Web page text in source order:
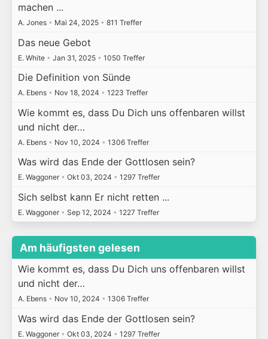
machen ...
A. Jones • Mai 24, 2025 • 811 Treffer
Das neue Gebot
E. White • Jan 31, 2025 • 1050 Treffer
Die Definition von Sünde
A. Ebens • Nov 18, 2024 • 1223 Treffer
Wie kommt es, dass Du Dich uns offenbaren willst
und nicht der…
A. Ebens • Nov 10, 2024 • 1306 Treffer
Was wird das Ende der Gottlosen sein?
E. Waggoner • Okt 03, 2024 • 1297 Treffer
Sich selbst kann Er nicht retten ...
E. Waggoner • Sep 12, 2024 • 1227 Treffer
Am häufigsten gelesen
Wie kommt es, dass Du Dich uns offenbaren willst
und nicht der…
A. Ebens • Nov 10, 2024 • 1306 Treffer
Was wird das Ende der Gottlosen sein?
E. Waggoner • Okt 03, 2024 • 1297 Treffer